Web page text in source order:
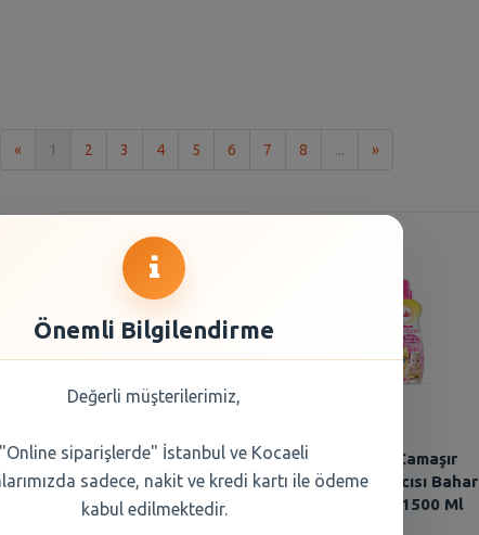
« 1 2 3 4 5 6 7 8 ... »Son
Dalin Bebek Kolonyası
Çiçek Bahçesi 150 ml
Dalin Çamaşır
Yumuşatıcısı Bahar
Ninnisi 1500 Ml
Önemli Bilgilendirme
Değerli müşterilerimiz,
"Online siparişlerde" İstanbul ve Kocaeli
sadece, nakit ve kredi kartı ile ödeme
kabul edilmektedir.